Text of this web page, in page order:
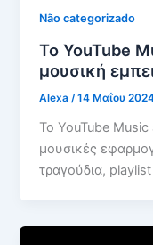
Não categorizado
Το YouTube
μουσική
Alexa/14 Μαΐου
Το YouTube Music
μουσικές
τραγούδια,